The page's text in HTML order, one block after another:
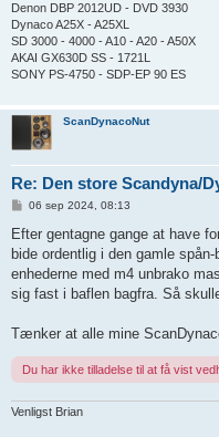
Denon DBP 2012UD - DVD 3930
Dynaco A25X - A25XL
SD 3000 - 4000 - A10 - A20 - A50X
AKAI GX630D SS - 1721L
SONY PS-4750 - SDP-EP 90 ES
ScanDynacoNut
Re: Den store Scandyna/
d
æ
g
06 sep 2024, 08:13
Efter gentagne gange at have
bide ordentlig i den gamle
enhederne med m4 unbrako
sig fast i baflen bagfra. Så
Tænker at alle mine
Du har ikke tilladelse til at få vist
Venligst Brian